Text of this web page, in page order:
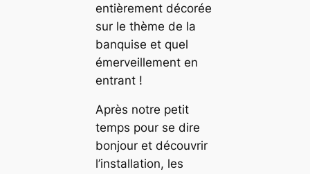
entièrement décorée
sur le thème de la
banquise et quel
émerveillement en
entrant !
Après notre petit
temps pour se dire
bonjour et découvrir
l’installation, les